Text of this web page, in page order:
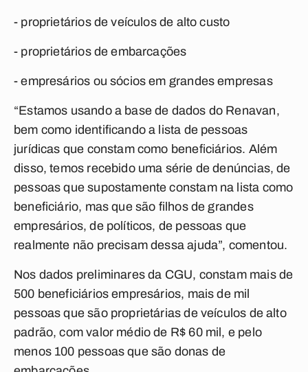
- proprietários de veículos de alto custo
- proprietários de embarcações
- empresários ou sócios em grandes empresas
“Estamos usando a base de dados do Renavan,
bem como identificando a lista de pessoas
jurídicas que constam como beneficiários. Além
disso, temos recebido uma série de denúncias, de
pessoas que supostamente constam na lista como
beneficiário, mas que são filhos de grandes
empresários, de políticos, de pessoas que
realmente não precisam dessa ajuda”, comentou.
Nos dados preliminares da CGU, constam mais de
500 beneficiários empresários, mais de mil
pessoas que são proprietárias de veículos de alto
padrão, com valor médio de R$ 60 mil, e pelo
menos 100 pessoas que são donas de